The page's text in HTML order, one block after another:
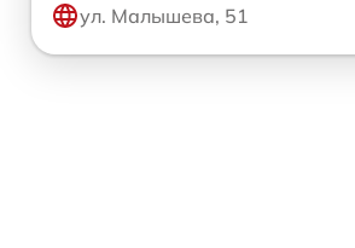
ул. Малышева, 51